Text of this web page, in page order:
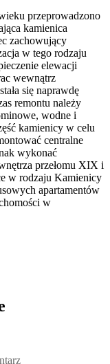
przeprowadzono
kamienica
zachowujący
w tego rodzaju
elewacji
wewnątrz
się naprawdę
remontu należy
wodne i
kamienicy w celu
centralne
wykonać
przełomu XIX i
w rodzaju Kamienicy
apartamentów
w